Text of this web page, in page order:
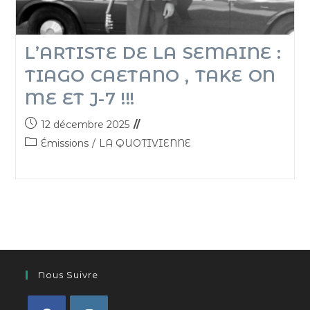
L’ARTISTE DE LA SEMAINE :
TIAGO CAETANO , TAKE ON
ME ET J-7 !!!
12 décembre 2025
Émissions / LA QUOTIVIENNE
Nous Suivre